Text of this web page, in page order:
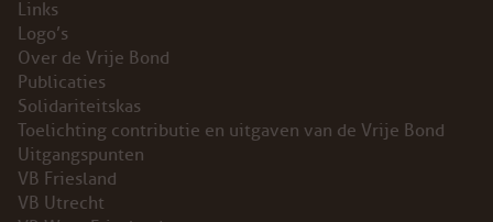
Links
Logo’s
Over de Vrije Bond
Publicaties
Solidariteitskas
Toelichting contributie en uitgaven van de Vrije Bond
Uitgangspunten
VB Friesland
VB Utrecht